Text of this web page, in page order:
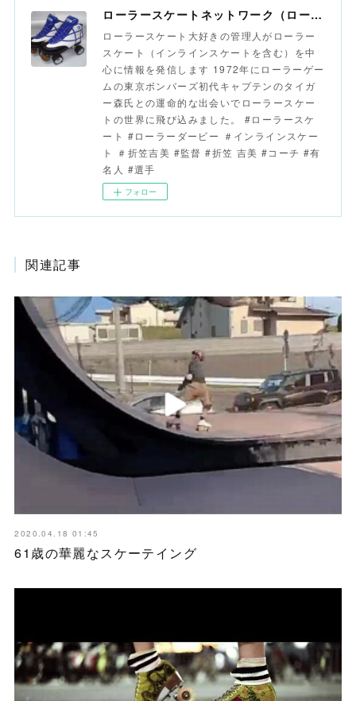
ローラースケートネットワーク（ローラースポーツネットワーク）
ローラースケート大好きの管理人がローラー
スケート（インラインスケートを含む）を中
心に情報を発信します 1972年にローラーゲー
ムの東京ボンバーズ初代キャプテンのタイガ
ー森氏との運命的な出会いでローラースケー
トの世界に飛び込みました。 #ローラースケ
ート #ローラーダービー ＃インラインスケー
ト ＃折笠吉美 #監督 #折笠 吉美 #コーチ #有
名人 #選手
フォロー
関連記事
2020.04.18 01:45
61歳の華麗なスケーテイング